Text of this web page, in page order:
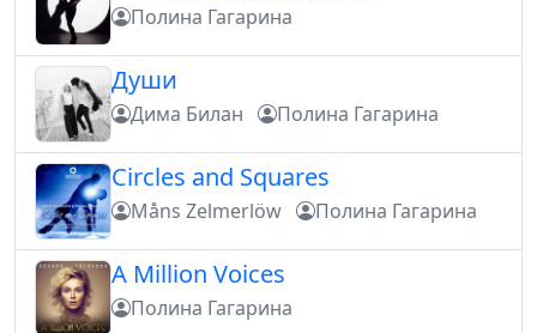
Полина Гагарина
Души
Дима Билан Полина Гагарина
Circles and Squares
Måns Zelmerlöw Полина Гагарина
A Million Voices
Полина Гагарина